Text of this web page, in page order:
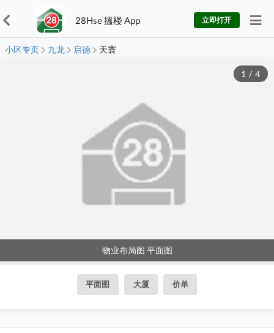
28Hse 搵楼 App 立即打开
小区专页 九龙 启德 天寰
物业布局图 平面图
1 / 4
平面图 大厦 价单